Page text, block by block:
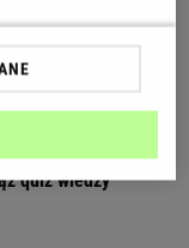
tylko wychowani
quiz wiedzy